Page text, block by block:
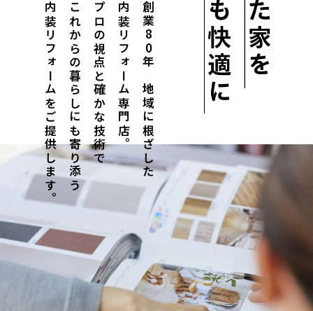
サービス
Our Service
リフォームの流れ
Process
施工事例
Works
丸井内装計画について
About Us
インスタグラム
創業
80
年、地域に根ざした
内装リフォーム専門店。
プロの視点と確かな技術で
これからの暮らしにも寄り添う
内装リフォームをご提供します。